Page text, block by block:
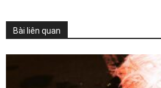
Bài liên quan